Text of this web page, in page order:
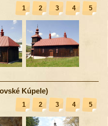
1 2 3 4 5
Kúpele)
1 2 3 4 5